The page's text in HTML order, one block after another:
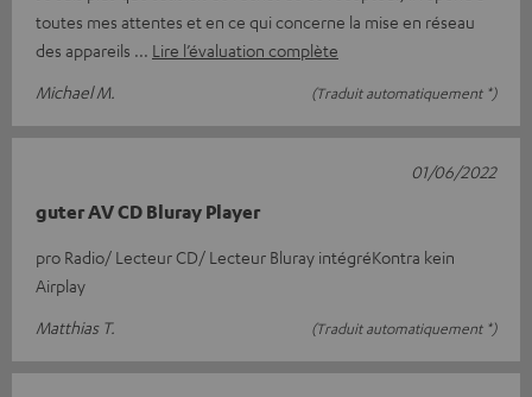
toutes mes attentes et en ce qui concerne la mise en réseau
des appareils
Lire l’évaluation complète
Michael M.
(Traduit automatiquement *)
guter AV CD Bluray Player
pro Radio/ Lecteur CD/ Lecteur Bluray intégréKontra kein
Airplay
Matthias T.
(Traduit automatiquement *)
01/06/2022